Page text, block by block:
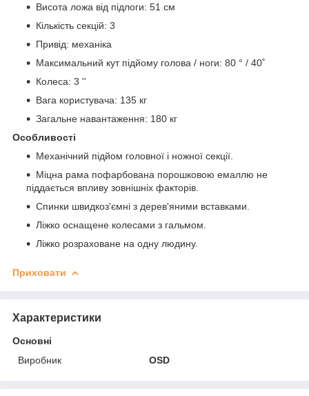
Висота ложа від підлоги: 51 см
Кількість секцій: 3
Привід: механіка
Максимальний кут підйому голова / ноги: 80 ° / 40˚
Колеса: 3 ''
Вага користувача: 135 кг
Загальне навантаження: 180 кг
Особливості
Механічний підйом головної і ножної секції.
Міцна рама пофарбована порошковою емаллю не
піддається впливу зовнішніх факторів.
Спинки швидкоз'ємні з дерев'яними вставками.
Ліжко оснащене колесами з гальмом.
Ліжко розраховане на одну людину.
Приховати
Характеристики
Основні
Виробник
OSD